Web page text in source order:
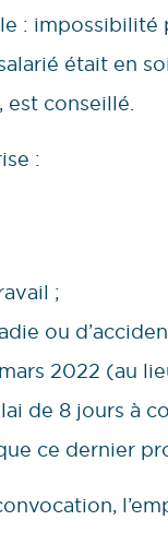
: impossibilité
était en
est conseillé.
:
;
ou
2022 (au
de 8 jours à
ce dernier